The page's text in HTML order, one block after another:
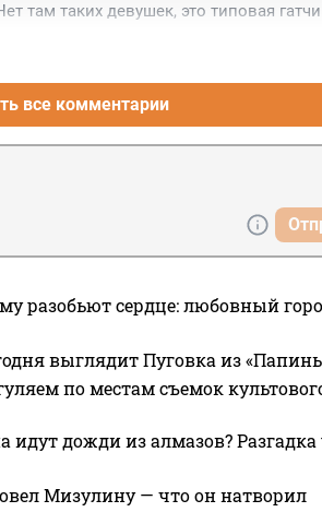
там таких девушек, это типовая
все комментарии
разобьют сердце: любовный
выглядит Пуговка из
по местам съемок
дожди из алмазов?
Мизулину — что он натворил